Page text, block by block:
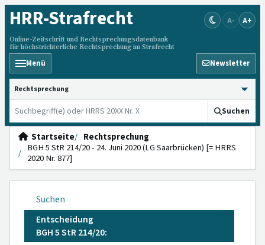
HRR-Strafrecht
Online-Zeitschrift und Rechtsprechungsdatenbank
für höchstrichterliche Rechtsprechung im Strafrecht
A- A+
Menü Newsletter
HRRS durchsuchen
Suchen
Startseite
Rechtsprechung
BGH 5 StR 214/20 - 24. Juni 2020 (LG Saarbrücken) [= HRRS
2020 Nr. 877]
Suchen
Entscheidung
BGH 5 StR 214/20: